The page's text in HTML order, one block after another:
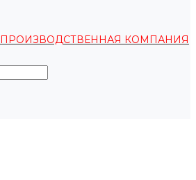
ПРОИЗВОДСТВЕННАЯ КОМПАНИЯ